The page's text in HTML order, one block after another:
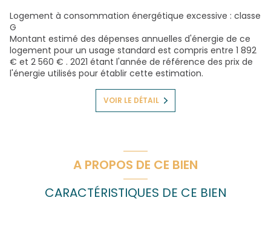
Logement à consommation énergétique excessive : classe
G
Montant estimé des dépenses annuelles d'énergie de ce
logement pour un usage standard est compris entre 1 892
€ et 2 560 € . 2021 étant l'année de référence des prix de
l'énergie utilisés pour établir cette estimation.
VOIR LE DÉTAIL
A PROPOS DE CE BIEN
CARACTÉRISTIQUES DE CE BIEN